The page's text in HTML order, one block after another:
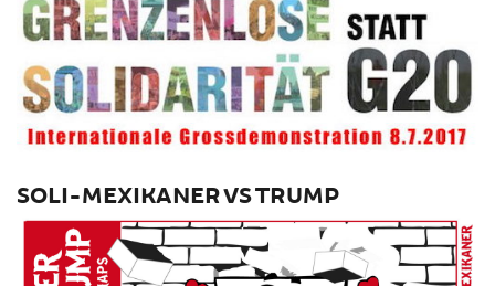
SOLI-MEXIKANER VS TRUMP